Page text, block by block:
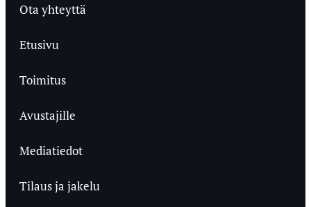
Ota yhteyttä
Etusivu
Toimitus
Avustajille
Mediatiedot
Tilaus ja jakelu